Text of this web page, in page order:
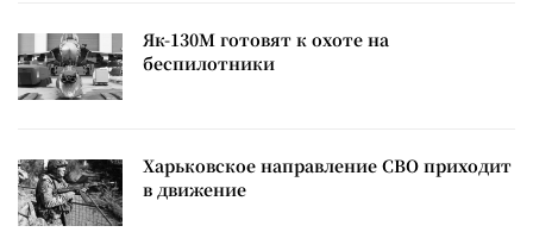
Як-130М готовят к охоте на
беспилотники
Харьковское направление СВО приходит
в движение